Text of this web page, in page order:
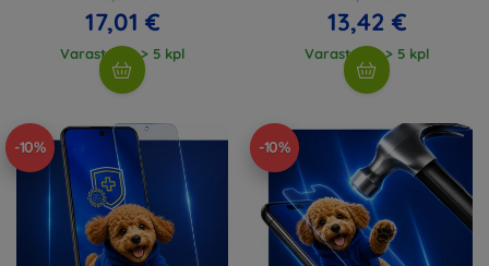
17,01 €
Varastossa > 5 kpl
13,42 €
Varastossa > 5 kpl
-10% -10%